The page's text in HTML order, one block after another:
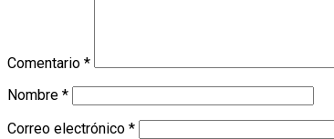
Comentario *
Nombre *
Correo electrónico *